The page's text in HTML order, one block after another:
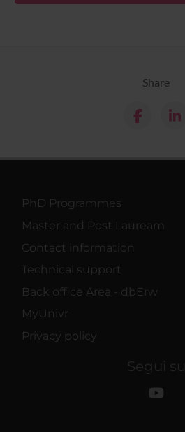
Share
PhD Programmes
Master and Post Lauream
Contact information
Technical support
Back office Area - dbErw
MyUnivr
Privacy policy
Segui su